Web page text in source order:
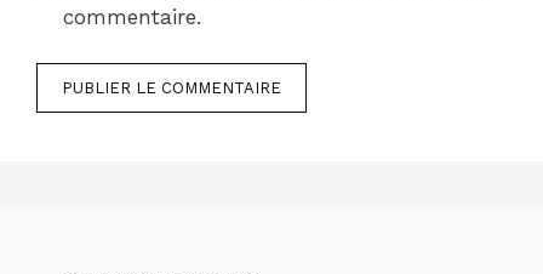
commentaire.